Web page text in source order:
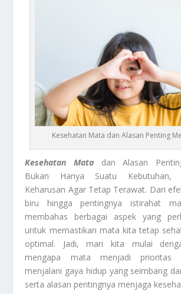
Kesehatan Mata dan Alasan Penting
Kesehatan Mata dan Alasan
Bukan Hanya Suatu Kebutuhan,
Keharusan Agar Tetap Terawat. Dari
biru hingga pentingnya istirahat
membahas berbagai aspek yang
untuk memastikan mata kita tetap
optimal. Jadi, mari kita mulai
mengapa mata menjadi prioritas
menjalani gaya hidup yang seimbang
serta alasan pentingnya menjaga